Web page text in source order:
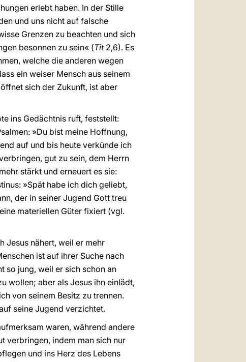
erlebt haben. In der Stille
und uns nicht auf falsche
Grenzen zu beachten und sich
besonnen zu sein« (Tit2,6). Es
welche die anderen wegen
ein weiser Mensch aus seinem
sich der Zukunft, ist aber
ins Gedächtnis ruft, feststellt:
»Du bist meine Hoffnung,
auf und bis heute verkünde ich
gut zu sein, dem Herrn
stärkt und erneuert es sie:
»Spät habe ich dich geliebt,
der in seiner Jugend Gott treu
materiellen Güter fixiert (vgl.
Jesus nähert, weil er mehr
ist auf ihrer Suche nach
so jung, weil er sich schon an
wollen; aber als Jesus ihn einlädt,
von seinem Besitz zu trennen.
seine Jugend verzichtet.
waren, während andere
verbringen, indem man sich nur
und ins Herz des Lebens